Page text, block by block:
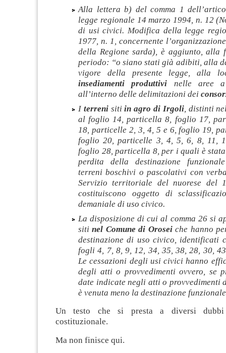
Alla lettera b) del comma 1
legge regionale 14 marzo 1994, n. 12
di usi civici. Modifica della legge
1977, n. 1, concernente
della Regione sarda), è aggiunto, alla
periodo: “o siano stati già adibiti, alla
vigore della presente legge, alla
insediamenti produttivi nelle aree
all’interno delle delimitazioni dei
I terreni sitiin agro di Irgoli, distinti
al foglio 14, particella 8, foglio 17,
18, particelle 2, 3, 4, 5 e 6, foglio 19,
foglio 20, particelle 3, 4, 5, 6, 8, 11,
foglio 28, particella 8, per i quali è
perdita della destinazione
terreni boschivi o pascolativi con
Servizio territoriale del nuorese del
costituiscono oggetto di
demaniale di uso civico.
La disposizione di cui al comma 26 si
sitinel Comune di Oroseiche hanno
destinazione di uso civico, identificati
fogli 4, 7, 8, 9, 12, 34, 35, 38, 28, 30,
Le cessazioni degli usi civici hanno
degli atti o provvedimenti ovvero, se
date indicate negli atti o provvedimenti
è venuta meno la destinazione
Un testo che si presta a diversi
costituzionale.
Ma non finisce qui.